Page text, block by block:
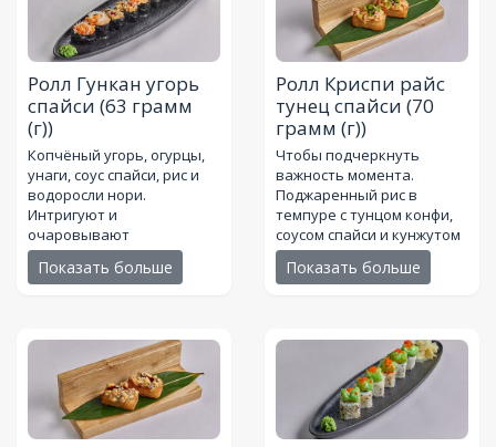
Ролл Гункан угорь
спайси (63 грамм
(г))
Копчёный угорь, огурцы,
унаги, соус спайси, рис и
водоросли нори.
Интригуют и
очаровывают
Показать больше
Ролл Криспи райс
тунец спайси (70
грамм (г))
Чтобы подчеркнуть
важность момента.
Поджаренный рис в
темпуре с тунцом конфи,
соусом спайси и кунжутом
Показать больше